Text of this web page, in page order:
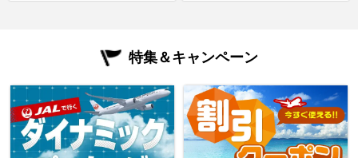
特集＆キャンペーン